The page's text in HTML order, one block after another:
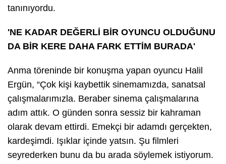
tanınıyordu.
'NE KADAR DEĞERLİ BİR OYUNCU OLDUĞUNU
DA BİR KERE DAHA FARK ETTİM BURADA'
Anma töreninde bir konuşma yapan oyuncu Halil
Ergün, “Çok kişi kaybettik sinemamızda, sanatsal
çalışmalarımızla. Beraber sinema çalışmalarına
adım attık. O günden sonra sessiz bir kahraman
olarak devam ettirdi. Emekçi bir adamdı gerçekten,
kardeşimdi. Işıklar içinde yatsın. Şu filmleri
seyrederken bunu da bu arada söylemek istiyorum.